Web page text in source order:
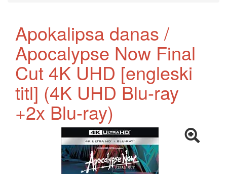
Apokalipsa danas /
Apocalypse Now Final
Cut 4K UHD [engleski
titl] (4K UHD Blu-ray
+2x Blu-ray)